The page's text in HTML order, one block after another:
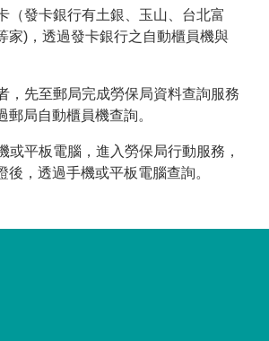
（發卡銀行有土銀、玉山、台北富
家)，透過發卡銀行之自動櫃員機與
，先至郵局完成勞保局資料查詢服務
郵局自動櫃員機查詢。
或平板電腦，進入勞保局行動服務，
後，透過手機或平板電腦查詢。